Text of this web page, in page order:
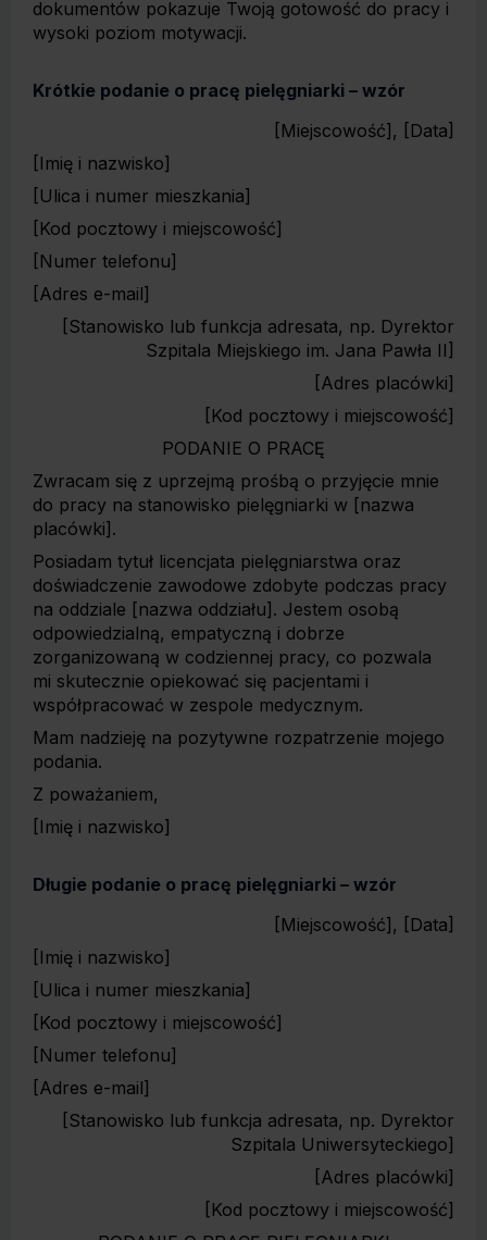
dokumentów pokazuje Twoją gotowość do pracy i
wysoki poziom motywacji.
Krótkie podanie o pracę pielęgniarki – wzór
[Miejscowość], [Data]
[Imię i nazwisko]
[Ulica i numer mieszkania]
[Kod pocztowy i miejscowość]
[Numer telefonu]
[Adres e-mail]
[Stanowisko lub funkcja adresata, np. Dyrektor
Szpitala Miejskiego im. Jana Pawła II]
[Adres placówki]
[Kod pocztowy i miejscowość]
PODANIE O PRACĘ
Zwracam się z uprzejmą prośbą o przyjęcie mnie
do pracy na stanowisko pielęgniarki w [nazwa
placówki].
Posiadam tytuł licencjata pielęgniarstwa oraz
doświadczenie zawodowe zdobyte podczas pracy
na oddziale [nazwa oddziału]. Jestem osobą
odpowiedzialną, empatyczną i dobrze
zorganizowaną w codziennej pracy, co pozwala
mi skutecznie opiekować się pacjentami i
współpracować w zespole medycznym.
Mam nadzieję na pozytywne rozpatrzenie mojego
podania.
Z poważaniem,
[Imię i nazwisko]
Długie podanie o pracę pielęgniarki – wzór
[Miejscowość], [Data]
[Imię i nazwisko]
[Ulica i numer mieszkania]
[Kod pocztowy i miejscowość]
[Numer telefonu]
[Adres e-mail]
[Stanowisko lub funkcja adresata, np. Dyrektor
Szpitala Uniwersyteckiego]
[Adres placówki]
[Kod pocztowy i miejscowość]